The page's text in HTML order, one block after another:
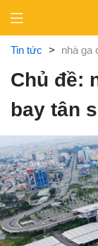
content
Tin tức > nhà ga
Chủ đề:
bay tân